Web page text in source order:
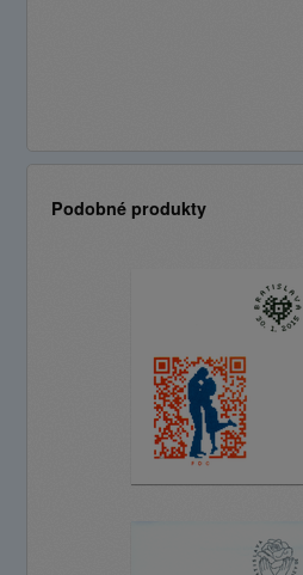
Podobné produkty